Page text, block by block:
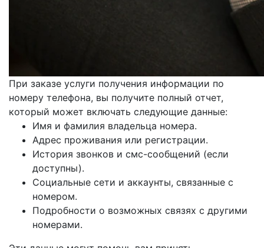
При заказе услуги получения информации по
номеру телефона, вы получите полный отчет,
который может включать следующие данные:
Имя и фамилия владельца номера.
Адрес проживания или регистрации.
История звонков и смс-сообщений (если
доступны).
Социальные сети и аккаунты, связанные с
номером.
Подробности о возможных связях с другими
номерами.